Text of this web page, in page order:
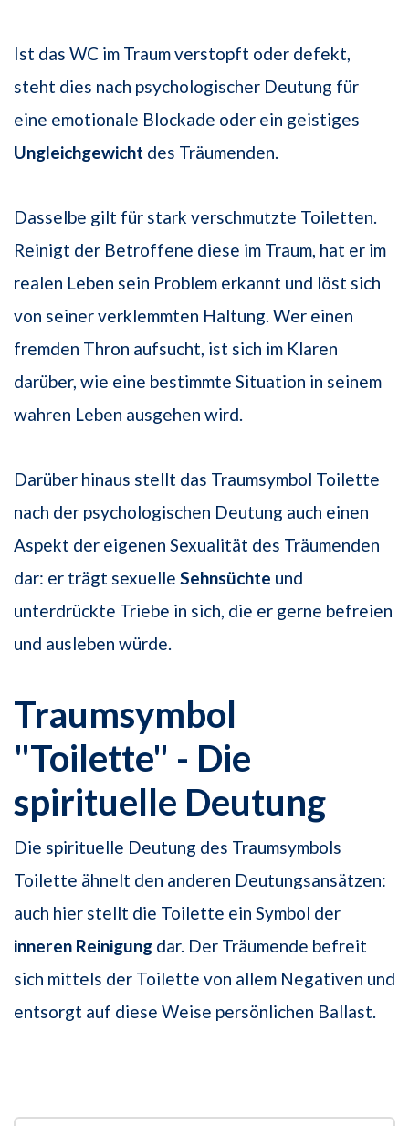
Ist das WC im Traum verstopft oder defekt,
steht dies nach psychologischer Deutung für
eine emotionale Blockade oder ein geistiges
Ungleichgewicht des Träumenden.
Dasselbe gilt für stark verschmutzte Toiletten.
Reinigt der Betroffene diese im Traum, hat er im
realen Leben sein Problem erkannt und löst sich
von seiner verklemmten Haltung. Wer einen
fremden Thron aufsucht, ist sich im Klaren
darüber, wie eine bestimmte Situation in seinem
wahren Leben ausgehen wird.
Darüber hinaus stellt das Traumsymbol Toilette
nach der psychologischen Deutung auch einen
Aspekt der eigenen Sexualität des Träumenden
dar: er trägt sexuelle Sehnsüchte und
unterdrückte Triebe in sich, die er gerne befreien
und ausleben würde.
Traumsymbol
"Toilette" - Die
spirituelle Deutung
Die spirituelle Deutung des Traumsymbols
Toilette ähnelt den anderen Deutungsansätzen:
auch hier stellt die Toilette ein Symbol der
inneren Reinigung dar. Der Träumende befreit
sich mittels der Toilette von allem Negativen und
entsorgt auf diese Weise persönlichen Ballast.